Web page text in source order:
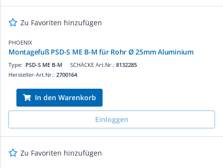
Zu Favoriten hinzufügen
PHOENIX
Montagefuß PSD-S ME B-M für Rohr Ø 25mm Aluminium
SCHÄCKE Art.Nr.: 8132285
Type: PSD-S ME B-M
Hersteller-Art.Nr.: 2700164
In den Warenkorb
Einloggen
Zu Favoriten hinzufügen